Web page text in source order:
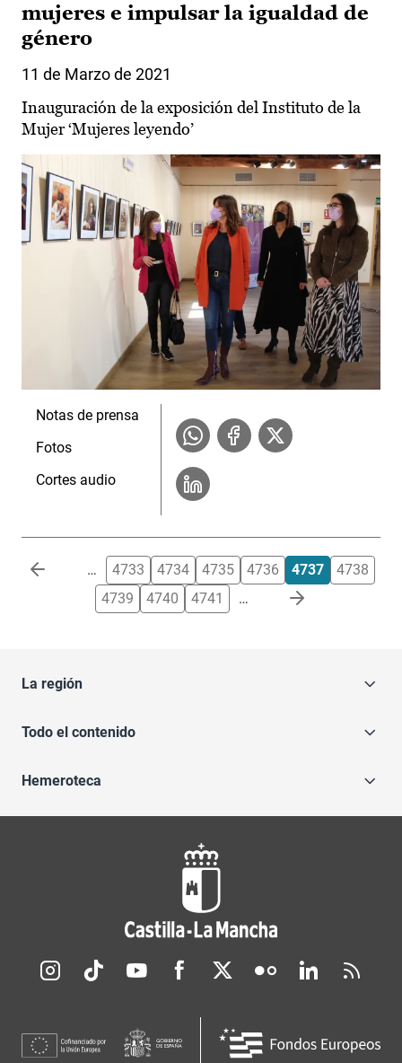
mujeres e impulsar la igualdad de
género
11 de Marzo de 2021
Inauguración de la exposición del Instituto de la
Mujer ‘Mujeres leyendo’
Notas de prensa
Fotos
Cortes audio
Paginación … 4733 4734 4735 4736 4737
4738
4739
4740 4741 …
La región
Todo el contenido
Hemeroteca
Redes sociales JCCM